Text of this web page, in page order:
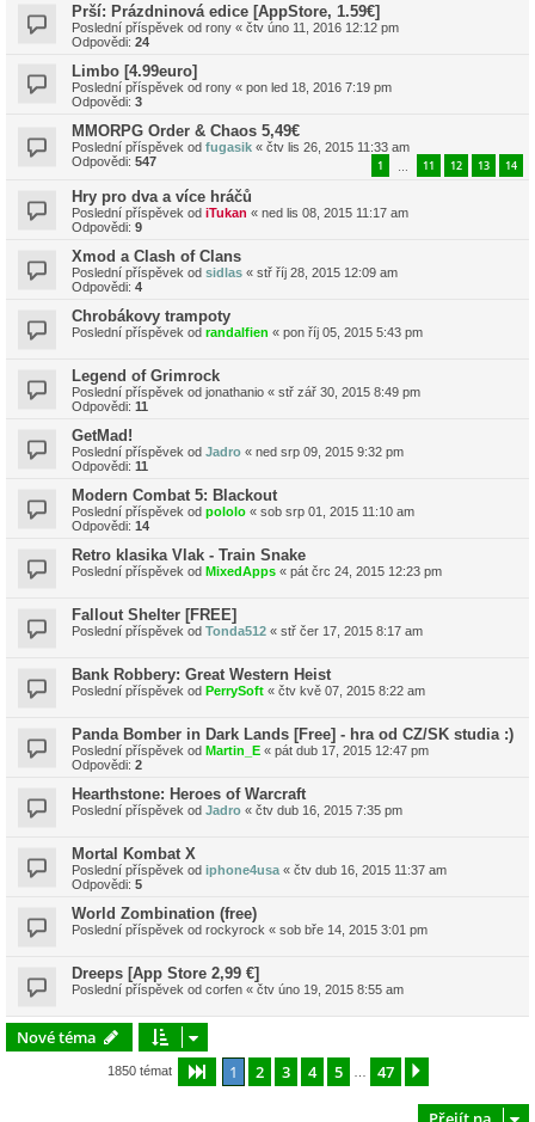
Prší: Prázdninová edice [AppStore, 1.59€]
Poslední příspěvek od rony « čtv úno 11, 2016 12:12 pm
Odpovědi: 24
Limbo [4.99euro]
Poslední příspěvek od rony « pon led 18, 2016 7:19 pm
Odpovědi: 3
MMORPG Order & Chaos 5,49€
Poslední příspěvek od fugasik « čtv lis 26, 2015 11:33 am
Odpovědi: 547 1 11 12 13 14
Hry pro dva a více hráčů
Poslední příspěvek od iTukan « ned lis 08, 2015 11:17 am
Odpovědi: 9
Xmod a Clash of Clans
Poslední příspěvek od sidlas « stř říj 28, 2015 12:09 am
Odpovědi: 4
Chrobákovy trampoty
Poslední příspěvek od randalfien « pon říj 05, 2015 5:43 pm
Legend of Grimrock
Poslední příspěvek od jonathanio « stř zář 30, 2015 8:49 pm
Odpovědi: 11
GetMad!
Poslední příspěvek od Jadro « ned srp 09, 2015 9:32 pm
Odpovědi: 11
Modern Combat 5: Blackout
Poslední příspěvek od pololo « sob srp 01, 2015 11:10 am
Odpovědi: 14
Retro klasika Vlak - Train Snake
Poslední příspěvek od MixedApps « pát črc 24, 2015 12:23 pm
Fallout Shelter [FREE]
Poslední příspěvek od Tonda512 « stř čer 17, 2015 8:17 am
Bank Robbery: Great Western Heist
Poslední příspěvek od PerrySoft « čtv kvě 07, 2015 8:22 am
Panda Bomber in Dark Lands [Free] - hra od CZ/SK studia :)
Poslední příspěvek od Martin_E « pát dub 17, 2015 12:47 pm
Odpovědi: 2
Hearthstone: Heroes of Warcraft
Poslední příspěvek od Jadro « čtv dub 16, 2015 7:35 pm
Mortal Kombat X
Poslední příspěvek od iphone4usa « čtv dub 16, 2015 11:37 am
Odpovědi: 5
World Zombination (free)
Poslední příspěvek od rockyrock « sob bře 14, 2015 3:01 pm
Dreeps [App Store 2,99 €]
Poslední příspěvek od corfen « čtv úno 19, 2015 8:55 am
Nové téma
1850 témat Stránka z 47
1 2 3 4 5 47